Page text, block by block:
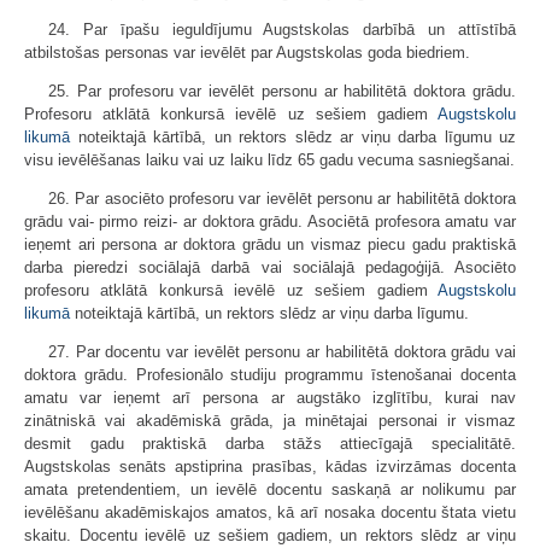
24. Par īpašu ieguldījumu Augstskolas darbībā un attīstībā
atbilstošas personas var ievēlēt par Augstskolas goda biedriem.
25. Par profesoru var ievēlēt personu ar habilitētā doktora grādu.
Profesoru atklātā konkursā ievēlē uz sešiem gadiem Augstskolu
likumānoteiktajā kārtībā, un rektors slēdz ar viņu darba līgumu uz
visu ievēlēšanas laiku vai uz laiku līdz 65 gadu vecuma sasniegšanai.
26. Par asociēto profesoru var ievēlēt personu ar habilitētā doktora
grādu vai- pirmo reizi- ar doktora grādu. Asociētā profesora amatu var
ieņemt ari persona ar doktora grādu un vismaz piecu gadu praktiskā
darba pieredzi sociālajā darbā vai sociālajā pedagoģijā. Asociēto
profesoru atklātā konkursā ievēlē uz sešiem gadiem Augstskolu
likumānoteiktajā kārtībā, un rektors slēdz ar viņu darba līgumu.
27. Par docentu var ievēlēt personu ar habilitētā doktora grādu vai
doktora grādu. Profesionālo studiju programmu īstenošanai docenta
amatu var ieņemt arī persona ar augstāko izglītību, kurai nav
zinātniskā vai akadēmiskā grāda, ja minētajai personai ir vismaz
desmit gadu praktiskā darba stāžs attiecīgajā specialitātē.
Augstskolas senāts apstiprina prasības, kādas izvirzāmas docenta
amata pretendentiem, un ievēlē docentu saskaņā ar nolikumu par
ievēlēšanu akadēmiskajos amatos, kā arī nosaka docentu štata vietu
skaitu. Docentu ievēlē uz sešiem gadiem, un rektors slēdz ar viņu